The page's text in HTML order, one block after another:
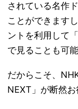
されている名作
ことができます
ントを利用して
で見ることも可
だからこそ、
NEXT」が断然お